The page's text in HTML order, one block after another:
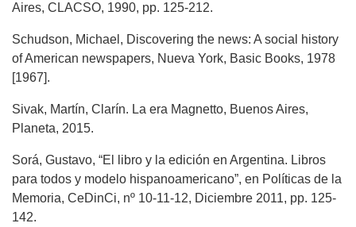
Aires, CLACSO, 1990, pp. 125-212.
Schudson, Michael, Discovering the news: A social history
of American newspapers, Nueva York, Basic Books, 1978
[1967].
Sivak, Martín, Clarín. La era Magnetto, Buenos Aires,
Planeta, 2015.
Sorá, Gustavo, “El libro y la edición en Argentina. Libros
para todos y modelo hispanoamericano”, en Políticas de la
Memoria, CeDinCi, nº 10-11-12, Diciembre 2011, pp. 125-
142.